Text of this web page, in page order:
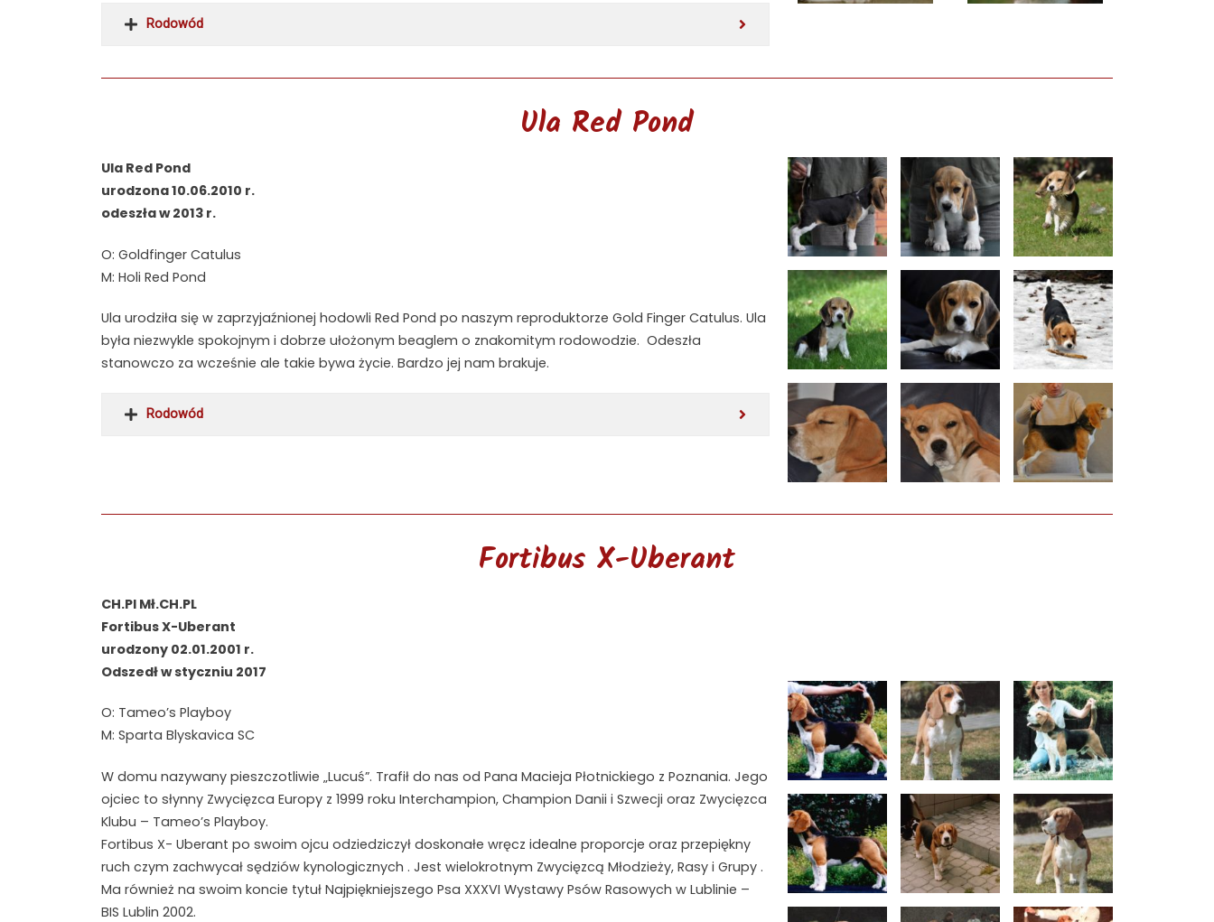
Rodowód
Ula Red Pond
Ula Red Pond
urodzona 10.06.2010 r.
odeszła w 2013 r.
O: Goldfinger Catulus
M: Holi Red Pond
Ula urodziła się w zaprzyjaźnionej hodowli Red Pond po naszym reproduktorze Gold Finger Catulus. Ula
była niezwykle spokojnym i dobrze ułożonym beaglem o znakomitym rodowodzie. Odeszła
stanowczo za wcześnie ale takie bywa życie. Bardzo jej nam brakuje.
Rodowód
Fortibus X-Uberant
CH.Pl Mł.CH.PL
Fortibus X-Uberant
urodzony 02.01.2001 r.
Odszedł w styczniu 2017
O: Tameo’s Playboy
M: Sparta Blyskavica SC
W domu nazywany pieszczotliwie „Lucuś”. Trafił do nas od Pana Macieja Płotnickiego z Poznania. Jego
ojciec to słynny Zwycięzca Europy z 1999 roku Interchampion, Champion Danii i Szwecji oraz Zwycięzca
Klubu – Tameo’s Playboy.
Fortibus X- Uberant po swoim ojcu odziedziczył doskonałe wręcz idealne proporcje oraz przepiękny
ruch czym zachwycał sędziów kynologicznych . Jest wielokrotnym Zwycięzcą Młodzieży, Rasy i Grupy .
Ma również na swoim koncie tytuł Najpiękniejszego Psa XXXVI Wystawy Psów Rasowych w Lublinie –
BIS Lublin 2002.